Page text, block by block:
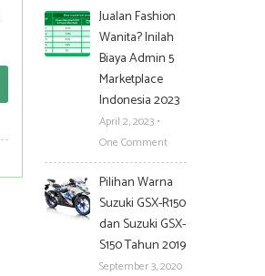
Jualan Fashion
Wanita? Inilah
Biaya Admin 5
Marketplace
Indonesia 2023
April 2, 2023 •
One Comment
Pilihan Warna
Suzuki GSX-R150
dan Suzuki GSX-
S150 Tahun 2019
September 3, 2020